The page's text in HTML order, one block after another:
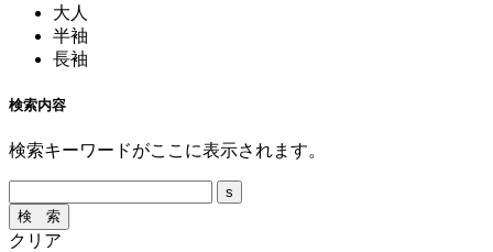
大人
半袖
長袖
検索内容
検索キーワードがここに表示されます。
クリア